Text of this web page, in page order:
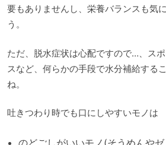
要もありませんし、栄養バランスも気
う。
ただ、脱水症状は心配ですので…、ス
スなど、何らかの手段で水分補給する
ね。
吐きつわり時でも口にしやすいモノは
のどごしがいいモノ(そうめんや